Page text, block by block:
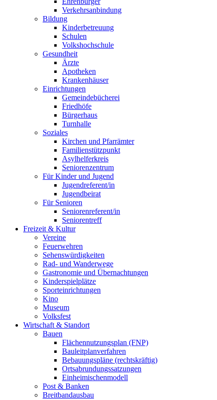
Verkehrsanbindung
Bildung
Kinderbetreuung
Schulen
Volkshochschule
Gesundheit
Ärzte
Apotheken
Krankenhäuser
Einrichtungen
Gemeindebücherei
Friedhöfe
Bürgerhaus
Turnhalle
Soziales
Kirchen und Pfarrämter
Familienstützpunkt
Asylhelferkreis
Seniorenzentrum
Für Kinder und Jugend
Jugendreferent/in
Jugendbeirat
Für Senioren
Seniorenreferent/in
Seniorentreff
Freizeit & Kultur
Vereine
Feuerwehren
Sehenswürdigkeiten
Rad- und Wanderwege
Gastronomie und Übernachtungen
Kinderspielplätze
Sporteinrichtungen
Kino
Museum
Volksfest
Wirtschaft & Standort
Bauen
Flächennutzungsplan (FNP)
Bauleitplanverfahren
Bebauungspläne (rechtskräftig)
Ortsabrundungssatzungen
Einheimischenmodell
Post & Banken
Breitbandausbau